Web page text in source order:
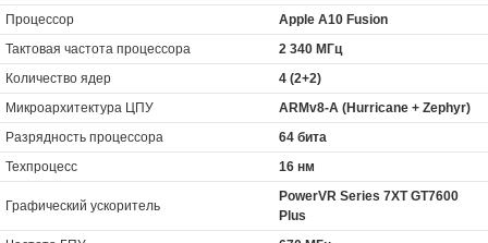
Процессор
Apple A10 Fusion
Тактовая частота процессора
2 340 МГц
Количество ядер
4 (2+2)
Микроархитектура ЦПУ
ARMv8-A (Hurricane + Zephyr)
Разрядность процессора
64 бита
Техпроцесс
16 нм
Графический ускоритель
PowerVR Series 7XT GT7600
Plus